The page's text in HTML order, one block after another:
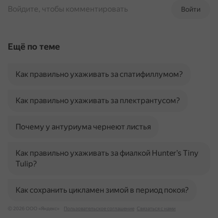
Войти
Войдите, чтобы комментировать
Ещё по теме
Как правильно ухаживать за спатифиллумом?
Как правильно ухаживать за плектрантусом?
Почему у антуриума чернеют листья
Как правильно ухаживать за фиалкой Hunter’s Tiny
Tulip?
Как сохранить цикламен зимой в период покоя?
© 2026 ООО «Яндекс» Пользовательское соглашение Связаться с нами